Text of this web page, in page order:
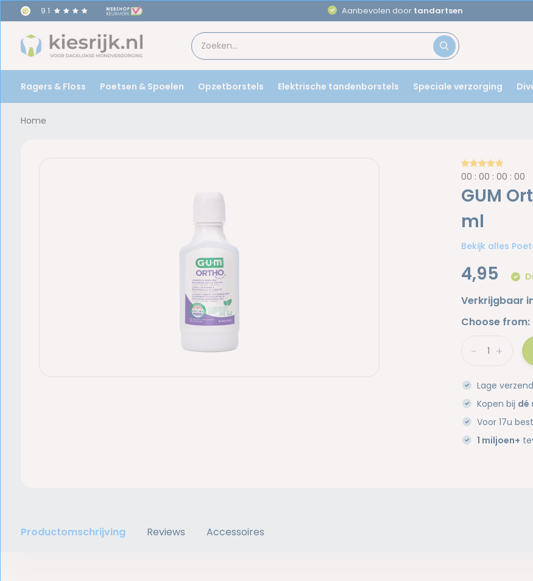
9.1 Aanbevolen door tandartsen
Ragers & Floss Poetsen & Spoelen Opzetborstels Elektrische tandenborstels Speciale verzorging
Home
00 :00 :00 :00
GUM
ml
Bekijk alles
4,95
Verkrijgbaar
Choose from:
+
-
Lage
Kopen bij dé
Voor 17u
1 miljoen+
Productomschrijving Reviews Accessoires